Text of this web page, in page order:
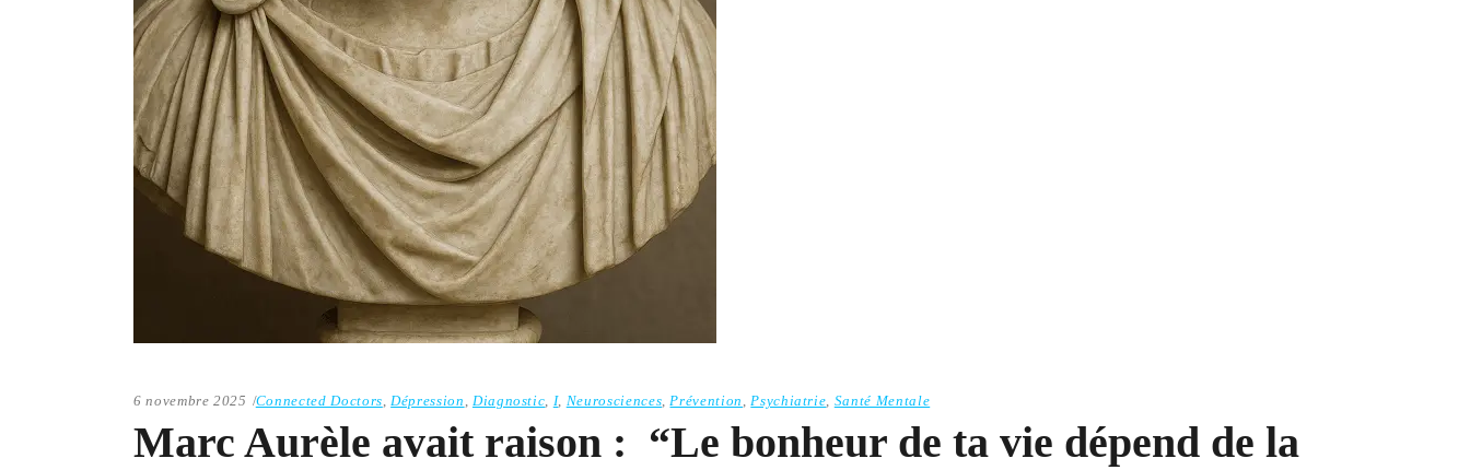
6 novembre 2025 Connected Doctors,Dépression , Diagnostic, I, Neurosciences,Prévention ,Psychiatrie, Santé Mentale
Marc Aurèle avait raison : “Le bonheur de ta vie dépend de la